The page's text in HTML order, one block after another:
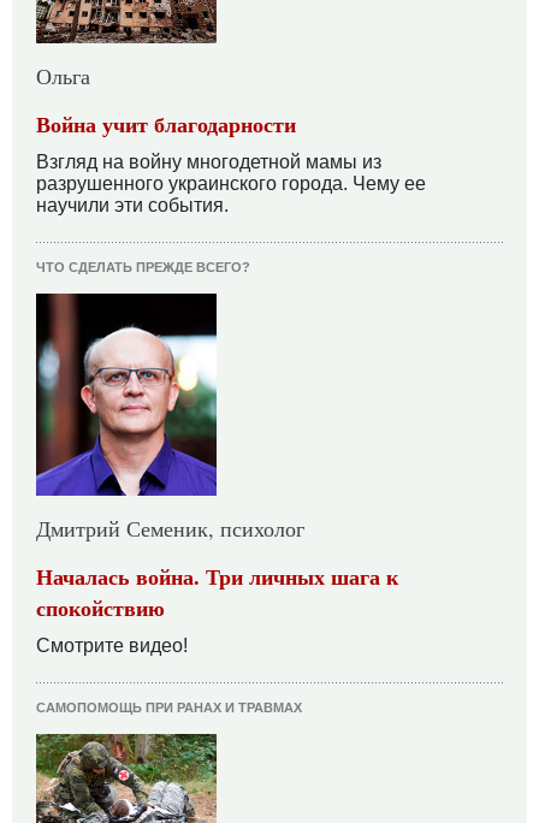
Ольга
Война учит благодарности
Взгляд на войну многодетной мамы из
разрушенного украинского города. Чему ее
научили эти события.
ЧТО СДЕЛАТЬ ПРЕЖДЕ ВСЕГО?
Дмитрий Семеник, психолог
Началась война. Три личных шага к
спокойствию
Смотрите видео!
САМОПОМОЩЬ ПРИ РАНАХ И ТРАВМАХ